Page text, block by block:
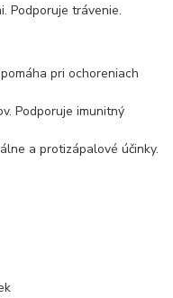
Podporuje trávenie.
pri ochoreniach
Podporuje imunitný
a protizápalové účinky.